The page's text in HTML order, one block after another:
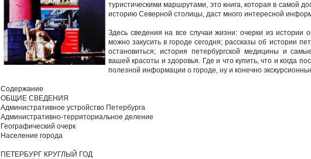
туристическими маршрутами, это книга, которая в самой
историю Северной столицы, даст много интересной
Здесь сведения на все случаи жизни: очерки из истории
можно закусить в городе сегодня; рассказы об истории
остановиться; история петербургской медицины и
вашей красоты и здоровья. Где и что купить, что и когда
полезной информации о городе, ну и конечно
Содержание
ОБЩИЕ СВЕДЕНИЯ
Административное устройство Петербурга
Административно-территориальное деление
Географический очерк
Население города
ПЕТЕРБУРГ КРУГЛЫЙ ГОД